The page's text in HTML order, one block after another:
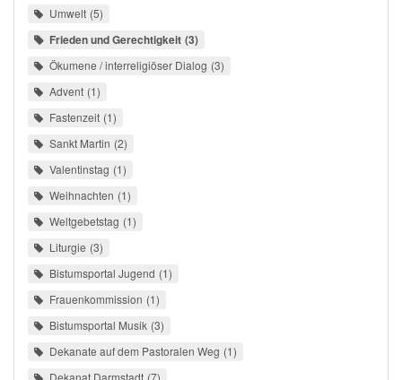
Umwelt 5
Frieden und Gerechtigkeit 3
Ökumene / interreligiöser Dialog 3
Advent 1
Fastenzeit 1
Sankt Martin 2
Valentinstag 1
Weihnachten 1
Weltgebetstag 1
Liturgie 3
Bistumsportal Jugend 1
Frauenkommission 1
Bistumsportal Musik 3
Dekanate auf dem Pastoralen Weg 1
Dekanat Darmstadt 7